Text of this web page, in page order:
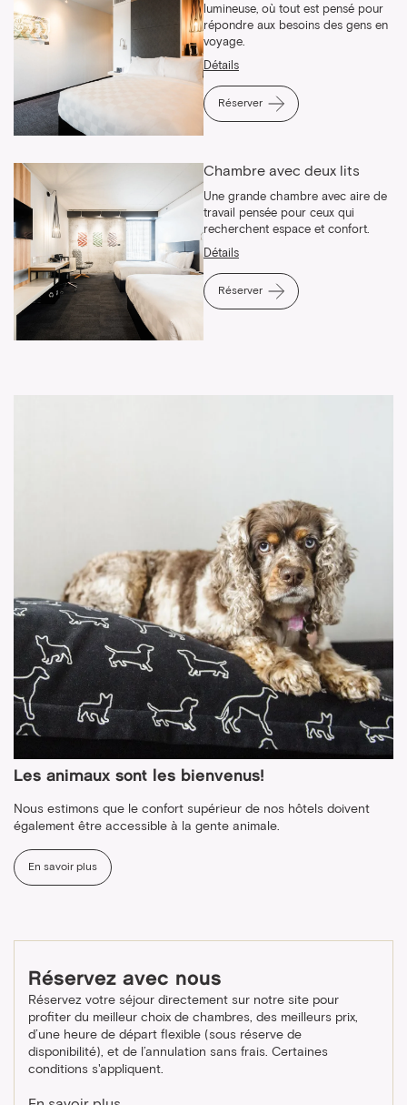
lumineuse, où tout est pensé pour
répondre aux besoins des gens en
voyage.
Détails
Réserver
Chambre avec deux lits
Une grande chambre avec aire de
travail pensée pour ceux qui
recherchent espace et confort.
Détails
Réserver
Les animaux sont les bienvenus!
Nous estimons que le confort supérieur de nos hôtels doivent
également être accessible à la gente animale.
En savoir plus
Réservez avec nous
Réservez votre séjour directement sur notre site pour
profiter du meilleur choix de chambres, des meilleurs prix,
d’une heure de départ flexible (sous réserve de
disponibilité), et de l’annulation sans frais. Certaines
conditions s'appliquent.